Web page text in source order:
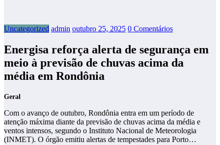
Uncategorized admin outubro 25, 2025 0 Comentários
Energisa reforça alerta de segurança em
meio à previsão de chuvas acima da
média em Rondônia
Geral
Com o avanço de outubro, Rondônia entra em um período de
atenção máxima diante da previsão de chuvas acima da média e
ventos intensos, segundo o Instituto Nacional de Meteorologia
(INMET). O órgão emitiu alertas de tempestades para Porto…